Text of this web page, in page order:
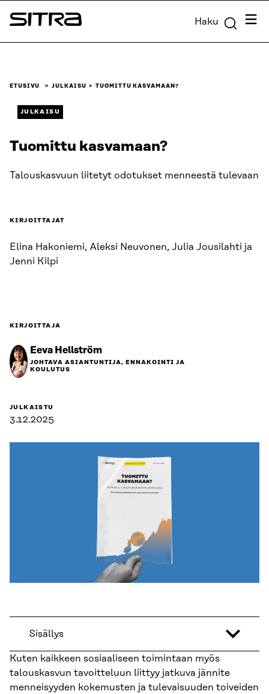
Siirry
suoraan
Sitra Haku
ETUSIVU JULKAISU TUOMITTU KASVAMAAN?
JULKAISU
Tuomittu kasvamaan?
Talouskasvuun liitetyt odotukset menneestä tulevaan
KIRJOITTAJAT
Elina Hakoniemi, Aleksi Neuvonen, Julia Jousilahti ja
Jenni Kilpi
KIRJOITTAJA
Eeva Hellström
JOHTAVA ASIANTUNTIJA, ENNAKOINTI JA
KOULUTUS
JULKAISTU
3.12.2025
Sisällys
Kuten kaikkeen sosiaaliseen toimintaan myös
talouskasvun tavoitteluun liittyy jatkuva jännite
menneisyyden kokemusten ja tulevaisuuden toiveiden